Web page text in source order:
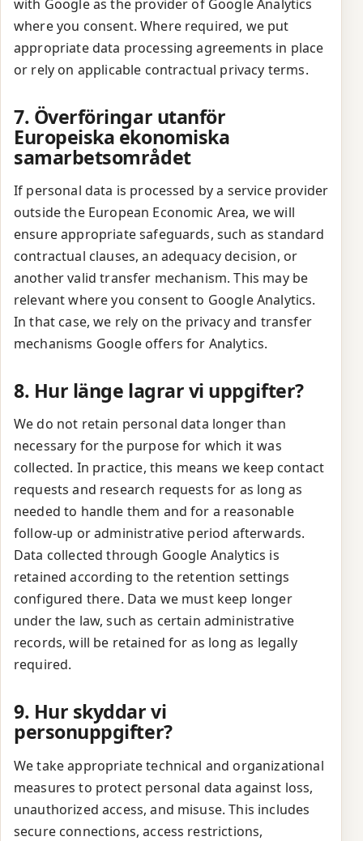
with Google as the provider of Google Analytics
where you consent. Where required, we put
appropriate data processing agreements in place
or rely on applicable contractual privacy terms.
7. Överföringar utanför
Europeiska ekonomiska
samarbetsområdet
If personal data is processed by a service provider
outside the European Economic Area, we will
ensure appropriate safeguards, such as standard
contractual clauses, an adequacy decision, or
another valid transfer mechanism. This may be
relevant where you consent to Google Analytics.
In that case, we rely on the privacy and transfer
mechanisms Google offers for Analytics.
8. Hur länge lagrar vi uppgifter?
We do not retain personal data longer than
necessary for the purpose for which it was
collected. In practice, this means we keep contact
requests and research requests for as long as
needed to handle them and for a reasonable
follow-up or administrative period afterwards.
Data collected through Google Analytics is
retained according to the retention settings
configured there. Data we must keep longer
under the law, such as certain administrative
records, will be retained for as long as legally
required.
9. Hur skyddar vi
personuppgifter?
We take appropriate technical and organizational
measures to protect personal data against loss,
unauthorized access, and misuse. This includes
secure connections, access restrictions,